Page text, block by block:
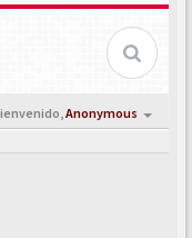
Anonymous